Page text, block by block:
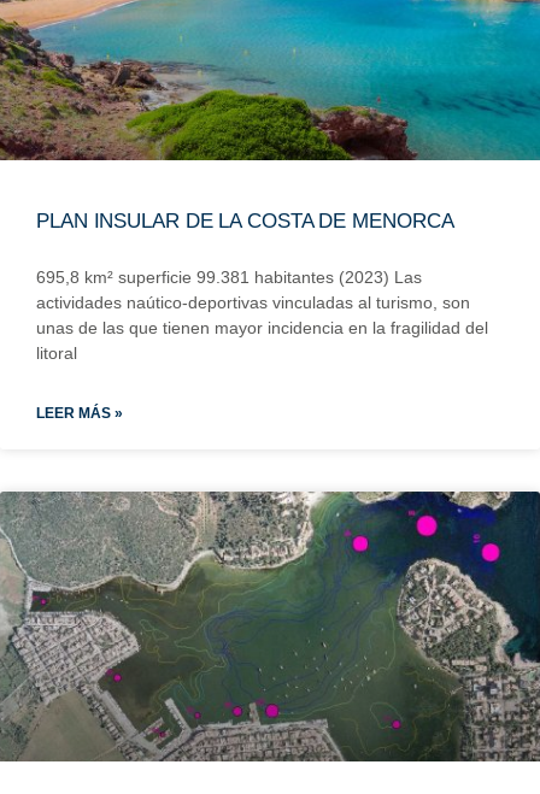
PLAN INSULAR DE LA COSTA DE MENORCA
695,8 km² superficie 99.381 habitantes (2023) Las
actividades naútico-deportivas vinculadas al turismo, son
unas de las que tienen mayor incidencia en la fragilidad del
litoral
LEER MÁS »